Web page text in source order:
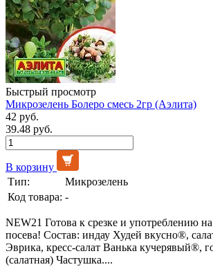
Быстрый просмотр
Микрозелень Болеро смесь 2гр (Аэлита)
42 руб.
39.48 руб.
В корзину
Тип:
Микрозелень
Код товара: -
NEW21 Готова к срезке и употреблению
посева! Состав: индау Худей вкусно®,
Эврика, кресс-салат Ванька кучерявый®,
(салатная) Частушка....